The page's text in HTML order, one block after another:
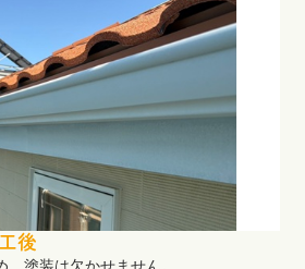
後
塗装は欠かせません。